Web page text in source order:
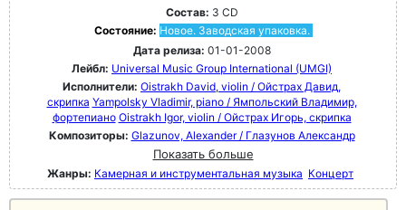
Состав: 3 CD
Состояние: Новое. Заводская упаковка.
Дата релиза: 01-01-2008
Лейбл: Universal Music Group International (UMGI)
Исполнители: Oistrakh David, violin / Ойстрах Давид,
скрипка Yampolsky Vladimir, piano / Ямпольский Владимир,
фортепиано Oistrakh Igor, violin / Ойстрах Игорь, скрипка
Композиторы: Glazunov, Alexander / Глазунов Александр
Показать больше
Жанры: Камерная и инструментальная музыка Концерт